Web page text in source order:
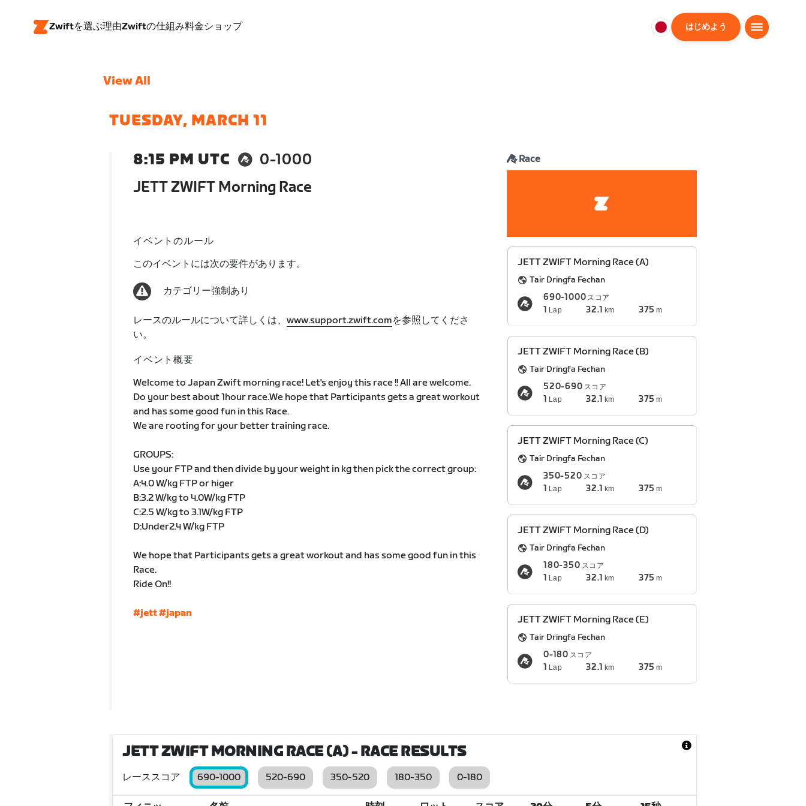
Zwiftを選ぶ理由Zwiftの仕組み料金ショップ
日
はじめよう
View All
TUESDAY, MARCH 11
8:15 PM UTC
0-1000
JETT ZWIFT Morning Race
Race
イベントのルール
このイベントには次の要件があります。
カテゴリー強制あり
レースのルールについて詳しくは、 www.support.zwift.comを参照してくださ
い。
イベント概要
Welcome to Japan Zwift morning race! Let's enjoy this race !! All are welcome.
Do your best about 1hour race.We hope that Participants gets a great workout
and has some good fun in this Race.
We are rooting for your better training race.
GROUPS:
Use your FTP and then divide by your weight in kg then pick the correct group:
A:4.0 W/kg FTP or higer
B:3.2 W/kg to 4.0W/kg FTP
C:2.5 W/kg to 3.1W/kg FTP
D:Under2.4 W/kg FTP
We hope that Participants gets a great workout and has some good fun in this
Race.
Ride On!!
#jett#japan
JETT ZWIFT Morning Race (A)
Tair Dringfa Fechan
690-1000 スコア
1 Lap 32.1 km 375 m
JETT ZWIFT Morning Race (B)
Tair Dringfa Fechan
520-690 スコア
1 Lap 32.1 km 375 m
JETT ZWIFT Morning Race (C)
Tair Dringfa Fechan
350-520 スコア
1 Lap 32.1 km 375 m
JETT ZWIFT Morning Race (D)
Tair Dringfa Fechan
180-350 スコア
1 Lap 32.1 km 375 m
JETT ZWIFT Morning Race (E)
Tair Dringfa Fechan
0-180 スコア
1 Lap 32.1 km 375 m
JETT ZWIFT MORNING RACE (A)- RACE RESULTS
レーススコア 690-1000 520-690 350-520 180-350 0-180